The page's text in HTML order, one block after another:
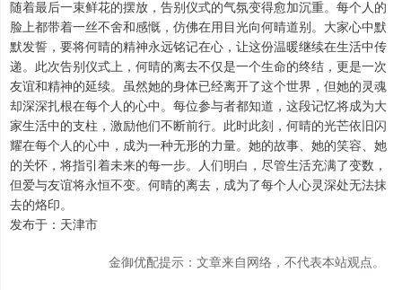
随着最后一束鲜花的摆放，告别仪式的气氛变得愈加沉重。每个人的
脸上都带着一丝不舍和感慨，仿佛在用目光向何晴道别。大家心中默
默发誓，要将何晴的精神永远铭记在心，让这份温暖继续在生活中传
递。此次告别仪式上，何晴的离去不仅是一个生命的终结，更是一次
友谊和精神的延续。虽然她的身体已经离开了这个世界，但她的灵魂
却深深扎根在每个人的心中。每位参与者都知道，这段记忆将成为大
家生活中的支柱，激励他们不断前行。此时此刻，何晴的光芒依旧闪
耀在每个人的心中，成为一种无形的力量。她的故事、她的笑容、她
的关怀，将指引着未来的每一步。人们明白，尽管生活充满了变数，
但爱与友谊将永恒不变。何晴的离去，成为了每个人心灵深处无法抹
去的烙印。
发布于：天津市
金御优配提示：文章来自网络，不代表本站观点。